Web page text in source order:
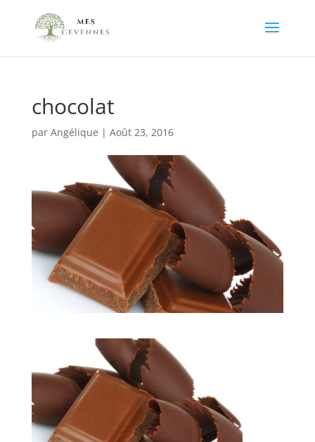
chocolat
par Angélique | Août 23, 2016